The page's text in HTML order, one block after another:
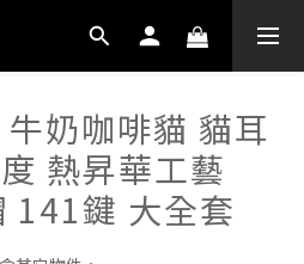
牛奶咖啡貓 貓耳
熱昇華工藝
141鍵 大全套